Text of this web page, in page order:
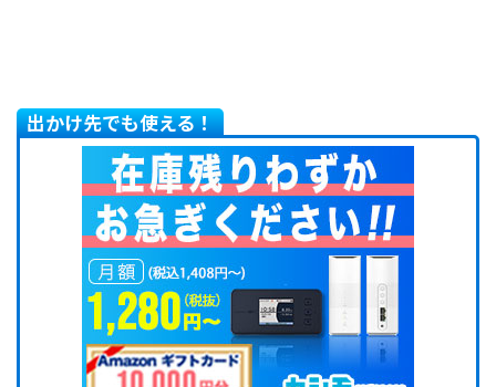
出かけ先でも使える！